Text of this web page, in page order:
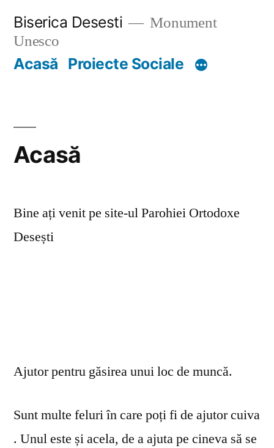
content
Biserica Desesti
Monument
Unesco
Acasă Proiecte Sociale
Acasă
Bine ați venit pe site-ul Parohiei Ortodoxe
Desești
Ajutor pentru găsirea unui loc de muncă.
Sunt multe feluri în care poți fi de ajutor cuiva
. Unul este și acela, de a ajuta pe cineva să se